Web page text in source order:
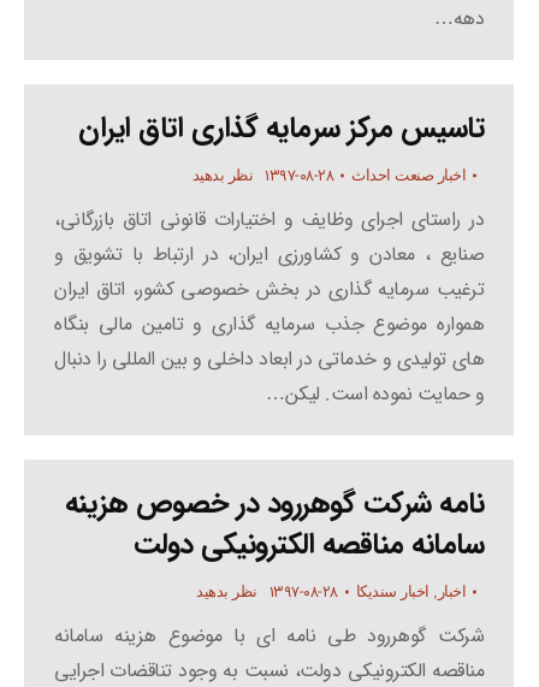
دهه…
تاسیس مرکز سرمایه گذاری اتاق ایران
اخبار صنعت احداث ۱۳۹۷-۰۸-۲۸ نظر بدهید
در راستای اجرای وظایف و اختیارات قانونی اتاق بازرگانی،
صنایع ، معادن و کشاورزی ایران، در ارتباط با تشویق و
ترغیب سرمایه گذاری در بخش خصوصی کشور، اتاق ایران
همواره موضوع جذب سرمایه گذاری و تامین مالی بنگاه
های تولیدی و خدماتی در ابعاد داخلی و بین المللی را دنبال
و حمایت نموده است. لیکن…
نامه شرکت گوهررود در خصوص هزینه
سامانه مناقصه الکترونیکی دولت
اخبار , اخبار سندیکا ۱۳۹۷-۰۸-۲۸ نظر بدهید
شرکت گوهررود طی نامه ای با موضوع هزینه سامانه
مناقصه الکترونیکی دولت، نسبت به وجود تناقضات اجرایی